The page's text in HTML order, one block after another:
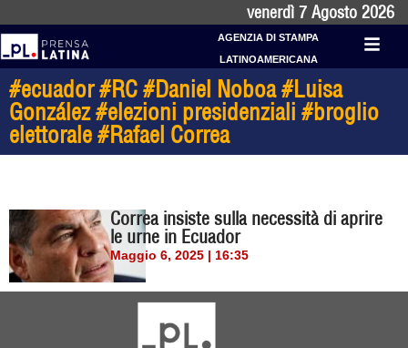
venerdì 7 Agosto 2026
AGENZIA DI STAMPA
LATINOAMERICANA
#ecuador #RC #Daniel Noboa #Luisa
González #elezioni presidenziali #broglio
elettorale #Rafael Correa
Correa insiste sulla necessità di aprire
le urne in Ecuador
Maggio 6, 2025 | 16:35